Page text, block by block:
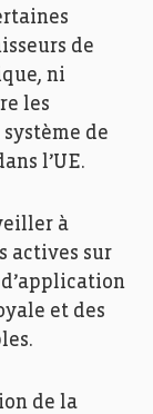
de
ni
les
de
l’UE.
à
actives sur
et des
de la